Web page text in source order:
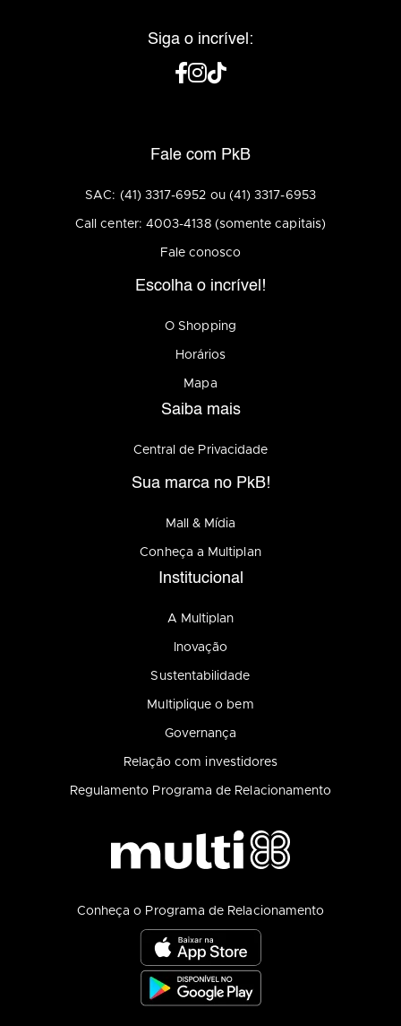
Siga o incrível:
Fale com PkB
SAC: (41) 3317-6952 ou (41) 3317-6953
Call center: 4003-4138 (somente capitais)
Fale conosco
Escolha o incrível!
O Shopping
Horários
Mapa
Saiba mais
Central de Privacidade
Sua marca no PkB!
Mall & Mídia
Conheça a Multiplan
Institucional
A Multiplan
Inovação
Sustentabilidade
Multiplique o bem
Governança
Relação com investidores
Regulamento Programa de Relacionamento
Conheça o Programa de Relacionamento